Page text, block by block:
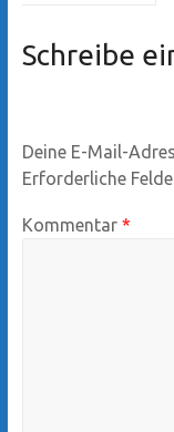
Schreibe
Deine E-Mail-
Erforderliche
Kommentar *